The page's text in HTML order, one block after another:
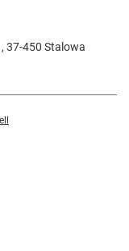
, 37-450 Stalowa